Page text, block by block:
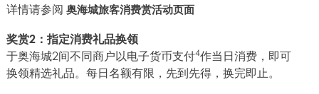
详情请参阅 奥海城旅客消费赏活动页面
奖赏2 ：指定消费礼品换领
于奥海城2间不同商户以电子货币支付4作当日消费，即可
换领精选礼品。每日名额有限，先到先得，换完即止。